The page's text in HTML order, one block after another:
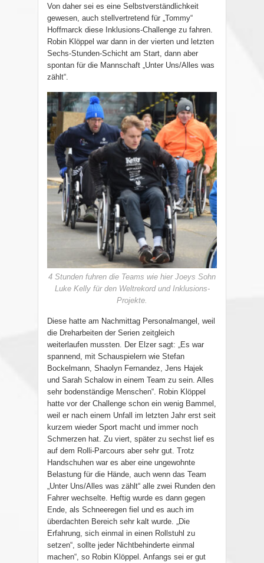
Von daher sei es eine Selbstverständlichkeit
gewesen, auch stellvertretend für „Tommy“
Hoffmarck diese Inklusions-Challenge zu fahren.
Robin Klöppel war dann in der vierten und letzten
Sechs-Stunden-Schicht am Start, dann aber
spontan für die Mannschaft „Unter Uns/Alles was
zählt“.
4 Stunden fuhren die Teams wie hier Joeys Sohn
Luke Kelly für den Weltrekord und Inklusions-
Projekte.
Diese hatte am Nachmittag Personalmangel, weil
die Dreharbeiten der Serien zeitgleich
weiterlaufen mussten. Der Elzer sagt: „Es war
spannend, mit Schauspielern wie Stefan
Bockelmann, Shaolyn Fernandez, Jens Hajek
und Sarah Schalow in einem Team zu sein. Alles
sehr bodenständige Menschen“. Robin Klöppel
hatte vor der Challenge schon ein wenig Bammel,
weil er nach einem Unfall im letzten Jahr erst seit
kurzem wieder Sport macht und immer noch
Schmerzen hat. Zu viert, später zu sechst lief es
auf dem Rolli-Parcours aber sehr gut. Trotz
Handschuhen war es aber eine ungewohnte
Belastung für die Hände, auch wenn das Team
„Unter Uns/Alles was zählt“ alle zwei Runden den
Fahrer wechselte. Heftig wurde es dann gegen
Ende, als Schneeregen fiel und es auch im
überdachten Bereich sehr kalt wurde. „Die
Erfahrung, sich einmal in einen Rollstuhl zu
setzen“, sollte jeder Nichtbehinderte einmal
machen“, so Robin Klöppel. Anfangs sei er gut